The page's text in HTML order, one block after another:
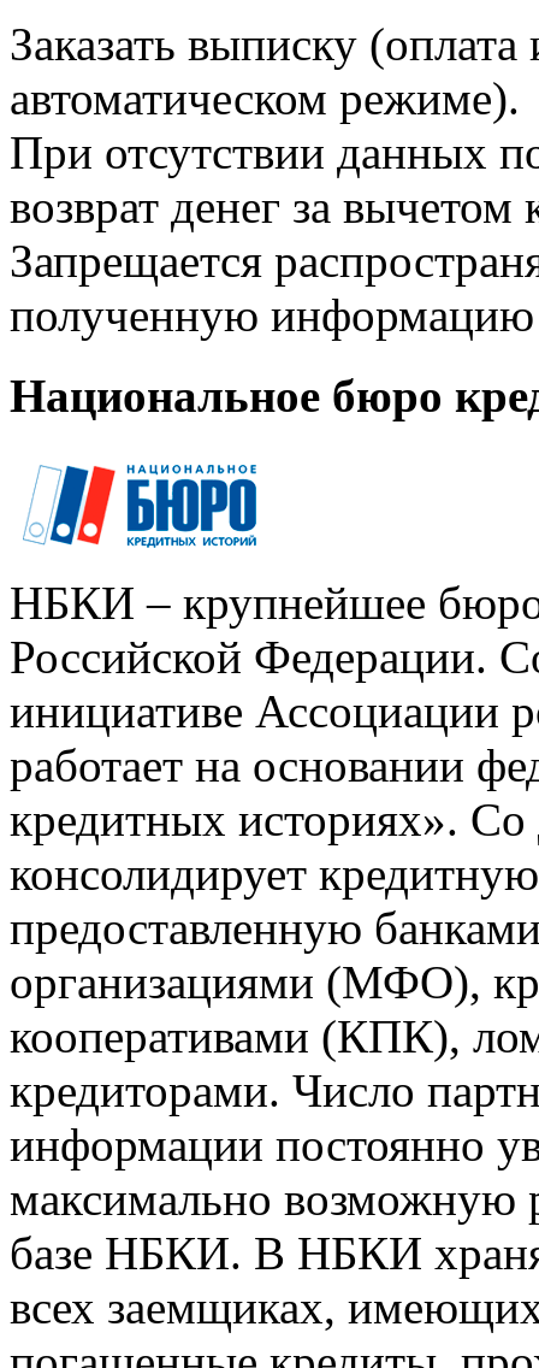
Заказать выписку
автоматическом режиме).
При отсутствии данных
возврат денег за
Запрещается
полученную информацию
Национальное бюро
НБКИ – крупнейшее
Российской Федерации.
инициативе Ассоциации
работает на основании
кредитных историях».
консолидирует
предоставленную
организациями (МФО),
кооперативами (КПК),
кредиторами. Число
информации постоянно
максимально возможную
базе НБКИ. В НБКИ
всех заемщиках,